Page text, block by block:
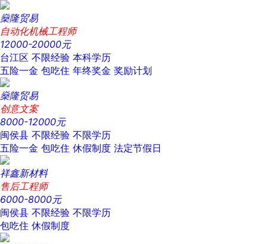
燊隆贸易
自动化机械工程师
12000-20000元
台江区 不限经验 本科学历
五险一金 包吃住 年终奖金 奖励计划
燊隆贸易
创意文案
8000-12000元
闽侯县 不限经验 不限学历
五险一金 包吃住 休假制度 法定节假日
祥鑫新材料
售后工程师
6000-8000元
闽侯县 不限经验 不限学历
包吃住 休假制度